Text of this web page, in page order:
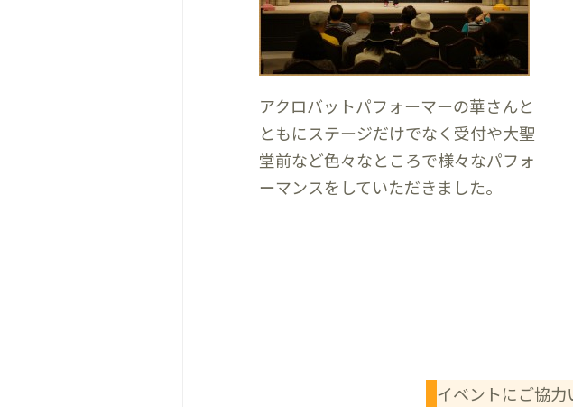
アクロバットパフォーマーの華さんと
ともにステージだけでなく受付や大聖
堂前など色々なところで様々なパフォ
ーマンスをしていただきました。
イベントにご協